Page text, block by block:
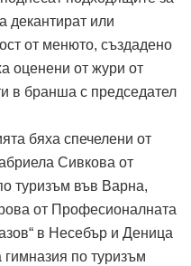
декантират или
от менюто, създадено
оценени от жури от
в бранша с председател
бяха спечелени от
Сивкова от
туризъм във Варна,
от Професионалната
в Несебър и Деница
по туризъм